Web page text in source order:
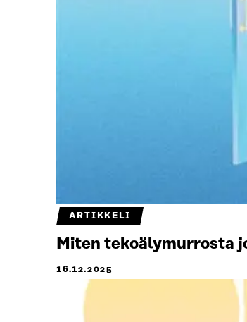
ARTIKKELI
Miten tekoälymurrosta
16.12.2025